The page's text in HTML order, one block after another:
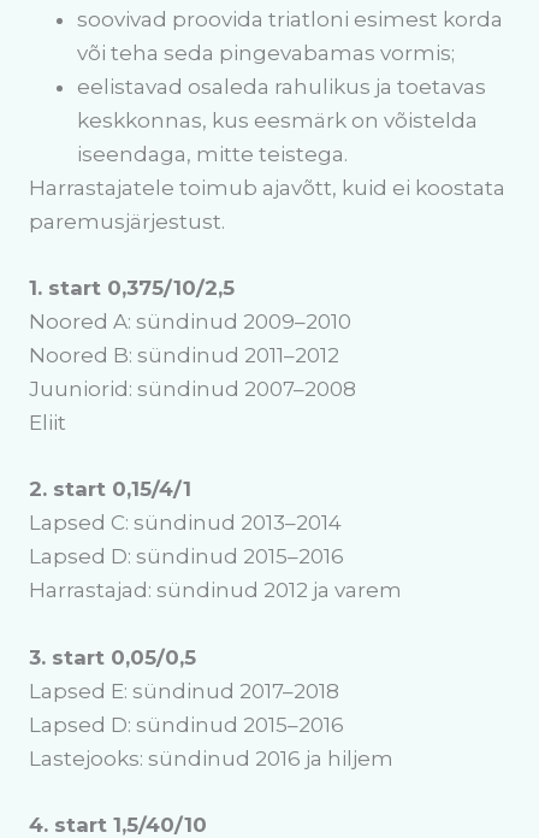
soovivad proovida triatloni esimest korda
või teha seda pingevabamas vormis;
eelistavad osaleda rahulikus ja toetavas
keskkonnas, kus eesmärk on võistelda
iseendaga, mitte teistega.
Harrastajatele toimub ajavõtt, kuid ei koostata
paremusjärjestust.
1. start 0,375/10/2,5
Noored A: sündinud 2009–2010
Noored B: sündinud 2011–2012
Juuniorid: sündinud 2007–2008
Eliit
2. start 0,15/4/1
Lapsed C: sündinud 2013–2014
Lapsed D: sündinud 2015–2016
Harrastajad: sündinud 2012 ja varem
3. start 0,05/0,5
Lapsed E: sündinud 2017–2018
Lapsed D: sündinud 2015–2016
Lastejooks: sündinud 2016 ja hiljem
4. start 1,5/40/10